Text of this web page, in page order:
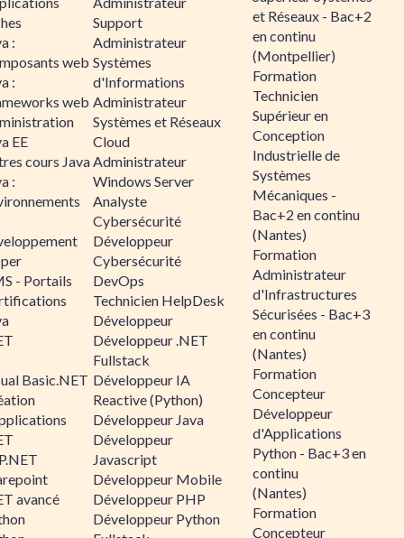
:
web
:
web
EE
cours Java
:
- Portails
Basic.NET
avancé
Support
Administrateur
Systèmes
d'Informations
Administrateur
Systèmes et Réseaux
Cloud
Administrateur
Windows Server
Analyste
Cybersécurité
Développeur
Cybersécurité
DevOps
Technicien HelpDesk
Développeur
Développeur .NET
Fullstack
Développeur IA
Reactive (Python)
Développeur Java
Développeur
Javascript
Développeur Mobile
Développeur PHP
Développeur Python
et Réseaux - Bac+2
en continu
(Montpellier)
Formation
Technicien
Supérieur en
Conception
Industrielle de
Systèmes
Mécaniques -
Bac+2 en continu
(Nantes)
Formation
Administrateur
d'Infrastructures
Sécurisées - Bac+3
en continu
(Nantes)
Formation
Concepteur
Développeur
d'Applications
Python - Bac+3 en
continu
(Nantes)
Formation
Concepteur